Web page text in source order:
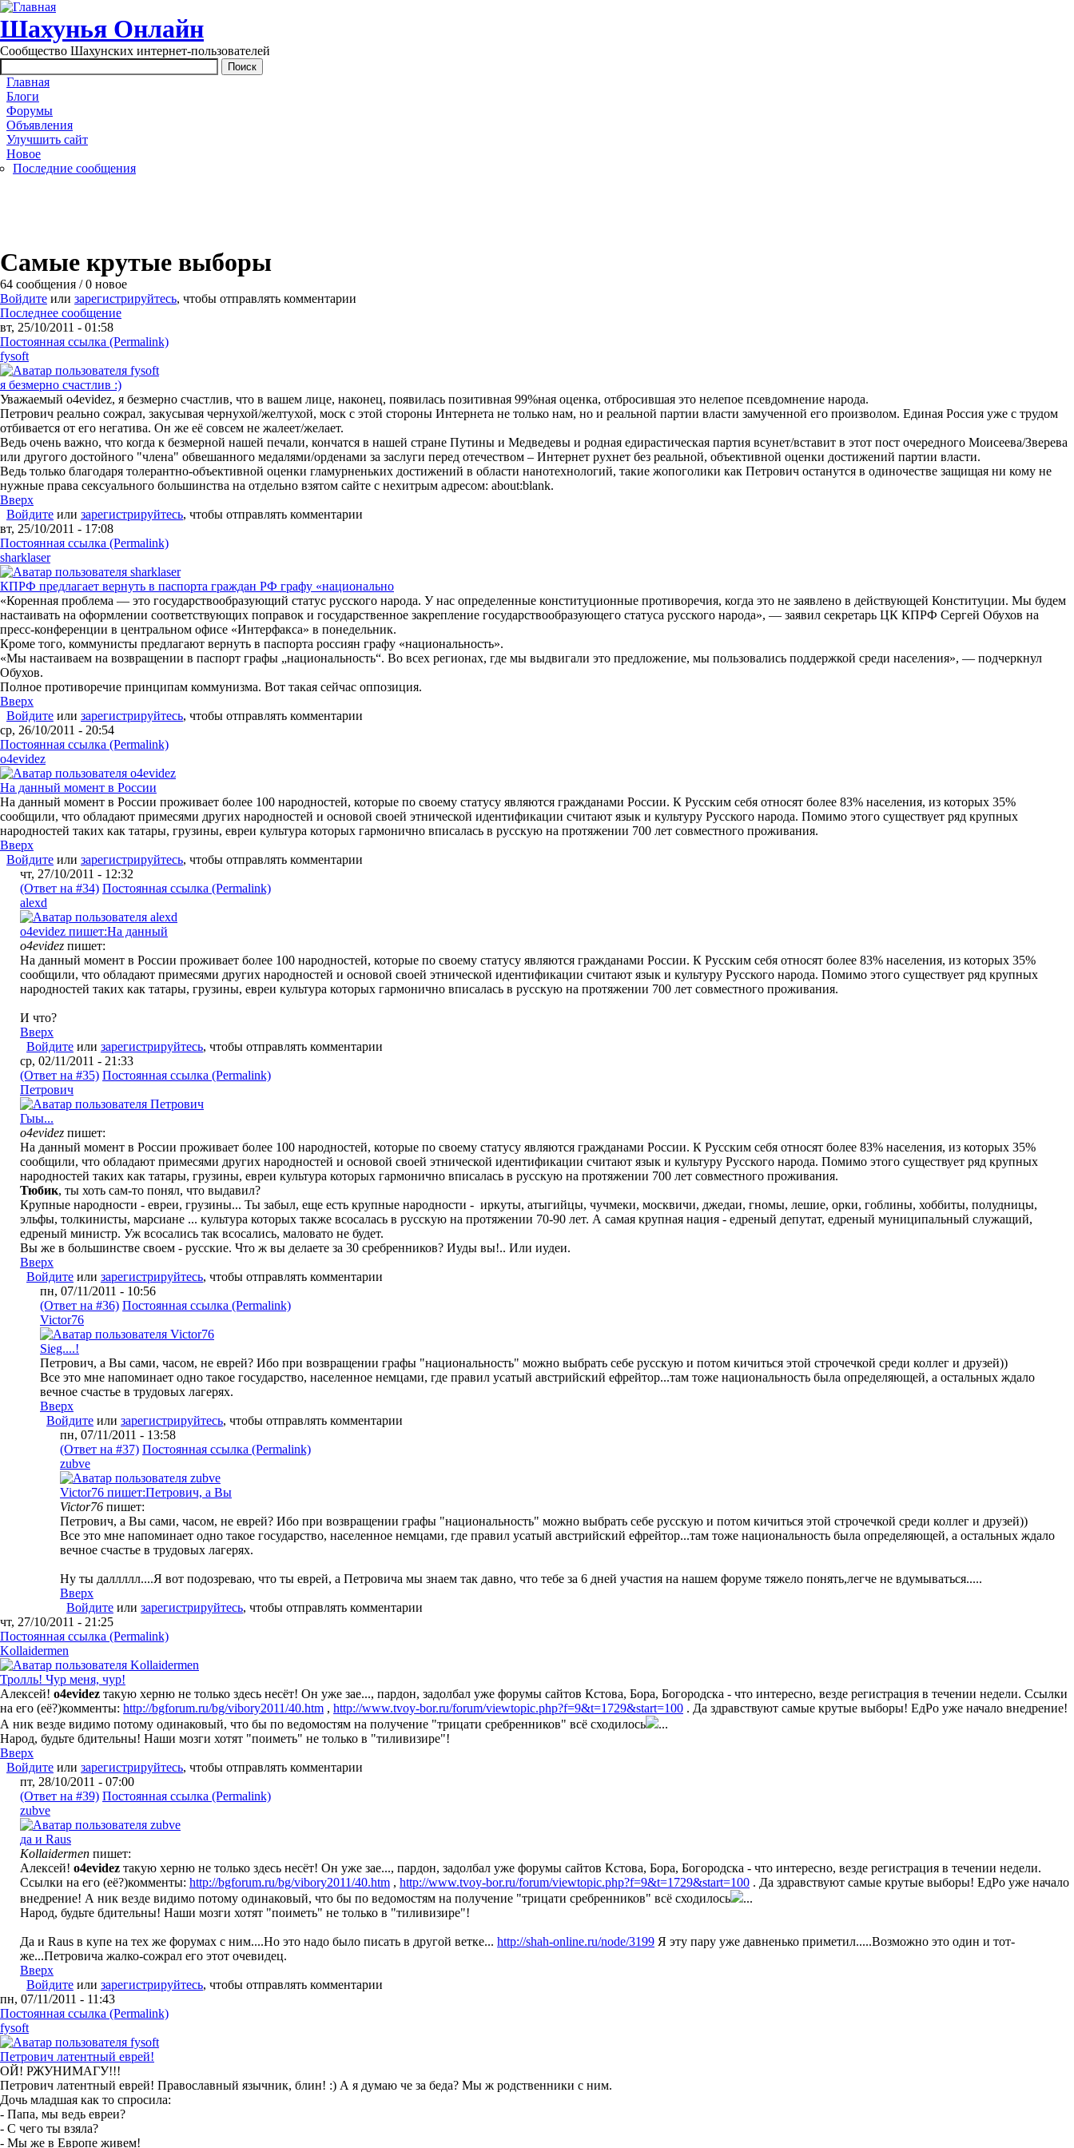
Перейти к основному содержанию
Шахунья Онлайн
Сообщество Шахунских интернет-пользователей
Main menu
Главная
Блоги
Форумы
Объявления
Улучшить сайт
Новое
Последние сообщения
Самые крутые выборы
64 сообщения / 0 новое
Войдите или зарегистрируйтесь, чтобы отправлять комментарии
Последнее сообщение
вт, 25/10/2011 - 01:58
Постоянная ссылка (Permalink)
fysoft
я безмерно счастлив :)
Уважаемый o4evidez, я безмерно счастлив, что в вашем лице, наконец, появилась позитивная 99%ная оценка, отбросившая это нелепое псевдомнение народа.
Петрович реально сожрал, закусывая чернухой/желтухой, моск с этой стороны Интернета не только нам, но и реальной партии власти замученной его произволом. Единая Россия уже с трудом
отбивается от его негатива. Он же её совсем не жалеет/желает.
Ведь очень важно, что когда к безмерной нашей печали, кончатся в нашей стране Путины и Медведевы и родная едирастическая партия всунет/вставит в этот пост очередного Моисеева/Зверева
или другого достойного "члена" обвешанного медалями/орденами за заслуги перед отечеством – Интернет рухнет без реальной, объективной оценки достижений партии власти.
Ведь только благодаря толерантно-объективной оценки гламурненьких достижений в области нанотехнологий, такие жопоголики как Петрович останутся в одиночестве защищая ни кому не
нужные права сексуального большинства на отдельно взятом сайте с нехитрым адресом: about:blank.
Вверх
Войдите или зарегистрируйтесь, чтобы отправлять комментарии
вт, 25/10/2011 - 17:08
Постоянная ссылка (Permalink)
sharklaser
КПРФ предлагает вернуть в паспорта граждан РФ графу «национально
«Коренная проблема — это государствообразующий статус русского народа. У нас определенные конституционные противоречия, когда это не заявлено в действующей Конституции. Мы будем
настаивать на оформлении соответствующих поправок и государственное закрепление государствообразующего статуса русского народа», — заявил секретарь ЦК КПРФ Сергей Обухов на
пресс-конференции в центральном офисе «Интерфакса» в понедельник.
Кроме того, коммунисты предлагают вернуть в паспорта россиян графу «национальность».
«Мы настаиваем на возвращении в паспорт графы „национальность“. Во всех регионах, где мы выдвигали это предложение, мы пользовались поддержкой среди населения», — подчеркнул
Обухов.
Полное противоречие принципам коммунизма. Вот такая сейчас оппозиция.
Вверх
Войдите или зарегистрируйтесь, чтобы отправлять комментарии
ср, 26/10/2011 - 20:54
Постоянная ссылка (Permalink)
o4evidez
На данный момент в России
На данный момент в России проживает более 100 народностей, которые по своему статусу являются гражданами России. К Русским себя относят более 83% населения, из которых 35%
сообщили, что обладают примесями других народностей и основой своей этнической идентификации считают язык и культуру Русского народа. Помимо этого существует ряд крупных
народностей таких как татары, грузины, евреи культура которых гармонично вписалась в русскую на протяжении 700 лет совместного проживания.
Вверх
Войдите или зарегистрируйтесь, чтобы отправлять комментарии
чт, 27/10/2011 - 12:32
(Ответ на #34) Постоянная ссылка (Permalink)
alexd
o4evidez пишет:На данный
o4evidez пишет:
На данный момент в России проживает более 100 народностей, которые по своему статусу являются гражданами России. К Русским себя относят более 83% населения, из которых 35%
сообщили, что обладают примесями других народностей и основой своей этнической идентификации считают язык и культуру Русского народа. Помимо этого существует ряд крупных
народностей таких как татары, грузины, евреи культура которых гармонично вписалась в русскую на протяжении 700 лет совместного проживания.
И что?
Вверх
Войдите или зарегистрируйтесь, чтобы отправлять комментарии
ср, 02/11/2011 - 21:33
(Ответ на #35) Постоянная ссылка (Permalink)
Петрович
Гыы...
o4evidez пишет:
На данный момент в России проживает более 100 народностей, которые по своему статусу являются гражданами России. К Русским себя относят более 83% населения, из которых 35%
сообщили, что обладают примесями других народностей и основой своей этнической идентификации считают язык и культуру Русского народа. Помимо этого существует ряд крупных
народностей таких как татары, грузины, евреи культура которых гармонично вписалась в русскую на протяжении 700 лет совместного проживания.
Тюбик, ты хоть сам-то понял, что выдавил?
Крупные народности - евреи, грузины... Ты забыл, еще есть крупные народности - иркуты, атыгийцы, чучмеки, москвичи, джедаи, гномы, лешие, орки, гоблины, хоббиты, полудницы,
эльфы, толкинисты, марсиане ... культура которых также всосалась в русскую на протяжении 70-90 лет. А самая крупная нация - едреный депутат, едреный муниципальный служащий,
едреный министр. Уж всосались так всосались, маловато не будет.
Вы же в большинстве своем - русские. Что ж вы делаете за 30 сребренников? Иуды вы!.. Или иудеи.
Вверх
Войдите или зарегистрируйтесь, чтобы отправлять комментарии
пн, 07/11/2011 - 10:56
(Ответ на #36) Постоянная ссылка (Permalink)
Victor76
Sieg....!
Петрович, а Вы сами, часом, не еврей? Ибо при возвращении графы "национальность" можно выбрать себе русскую и потом кичиться этой строчечкой среди коллег и друзей))
Все это мне напоминает одно такое государство, населенное немцами, где правил усатый австрийский ефрейтор...там тоже национальность была определяющей, а остальных ждало
вечное счастье в трудовых лагерях.
Вверх
Войдите или зарегистрируйтесь, чтобы отправлять комментарии
пн, 07/11/2011 - 13:58
(Ответ на #37) Постоянная ссылка (Permalink)
zubve
Victor76 пишет:Петрович, а Вы
Victor76 пишет:
Петрович, а Вы сами, часом, не еврей? Ибо при возвращении графы "национальность" можно выбрать себе русскую и потом кичиться этой строчечкой среди коллег и друзей))
Все это мне напоминает одно такое государство, населенное немцами, где правил усатый австрийский ефрейтор...там тоже национальность была определяющей, а остальных ждало
вечное счастье в трудовых лагерях.
Ну ты даллллл....Я вот подозреваю, что ты еврей, а Петровича мы знаем так давно, что тебе за 6 дней участия на нашем форуме тяжело понять,легче не вдумываться.....
Вверх
Войдите или зарегистрируйтесь, чтобы отправлять комментарии
чт, 27/10/2011 - 21:25
Постоянная ссылка (Permalink)
Kollaidermen
Тролль! Чур меня, чур!
Алексей! o4evidez такую херню не только здесь несёт! Он уже зае..., пардон, задолбал уже форумы сайтов Кстова, Бора, Богородска - что интересно, везде регистрация в течении недели. Ссылки
на его (её?)комменты: http://bgforum.ru/bg/vibory2011/40.htm , http://www.tvoy-bor.ru/forum/viewtopic.php?f=9&t=1729&start=100 . Да здравствуют самые крутые выборы! ЕдРо уже начало внедрение!
А ник везде видимо потому одинаковый, что бы по ведомостям на получение "трицати сребренников" всё сходилось
...
Народ, будьте бдительны! Наши мозги хотят "поиметь" не только в "тиливизире"!
Вверх
Войдите или зарегистрируйтесь, чтобы отправлять комментарии
пт, 28/10/2011 - 07:00
(Ответ на #39) Постоянная ссылка (Permalink)
zubve
да и Raus
Kollaidermen пишет:
Алексей! o4evidez такую херню не только здесь несёт! Он уже зае..., пардон, задолбал уже форумы сайтов Кстова, Бора, Богородска - что интересно, везде регистрация в течении недели.
Ссылки на его (её?)комменты: http://bgforum.ru/bg/vibory2011/40.htm , http://www.tvoy-bor.ru/forum/viewtopic.php?f=9&t=1729&start=100 . Да здравствуют самые крутые выборы! ЕдРо уже начало
внедрение! А ник везде видимо потому одинаковый, что бы по ведомостям на получение "трицати сребренников" всё сходилось
...
Народ, будьте бдительны! Наши мозги хотят "поиметь" не только в "тиливизире"!
Да и Raus в купе на тех же форумах с ним....Но это надо было писать в другой ветке... http://shah-online.ru/node/3199 Я эту пару уже давненько приметил.....Возможно это один и тот-
же...Петровича жалко-сожрал его этот очевидец.
Вверх
Войдите или зарегистрируйтесь, чтобы отправлять комментарии
пн, 07/11/2011 - 11:43
Постоянная ссылка (Permalink)
fysoft
Петрович латентный еврей!
ОЙ! РЖУНИМАГУ!!!
Петрович латентный еврей! Православный язычник, блин! :) А я думаю че за беда? Мы ж родственники с ним.
Дочь младшая как то спросила:
- Папа, мы ведь евреи?
- С чего ты взяла?
- Мы же в Европе живем!